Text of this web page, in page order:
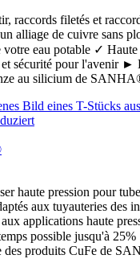
raccords filetés et
alliage de cuivre sans
votre eau potable ✓ Haute
sécurité pour l'avenir ►
au silicium de
haute pression pour
aux tuyauteries des
applications haute
possible jusqu'à
des produits CuFe de